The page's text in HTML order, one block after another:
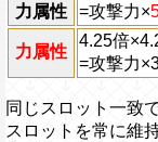
力属性 =攻撃力×
力属性
4.25倍
=攻撃力
同じスロット一致
スロットを常に維